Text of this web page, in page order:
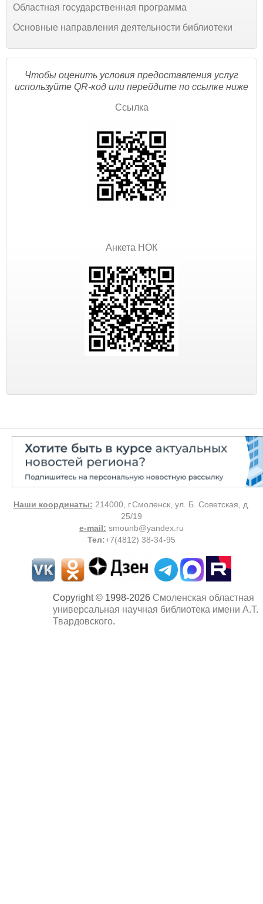
Областная государственная программа
Основные направления деятельности библиотеки
Чтобы оценить условия предоставления услуг
используйте QR-код или перейдите по ссылке ниже
Ссылка
Анкета НОК
Наши координаты: 214000, г.Смоленск, ул. Б. Советская, д.
25/19
e-mail: smounb@yandex.ru
Тел:+7(4812) 38-34-95
Copyright © 1998-2026 Смоленская областная
универсальная научная библиотека имени А.Т.
Твардовского.